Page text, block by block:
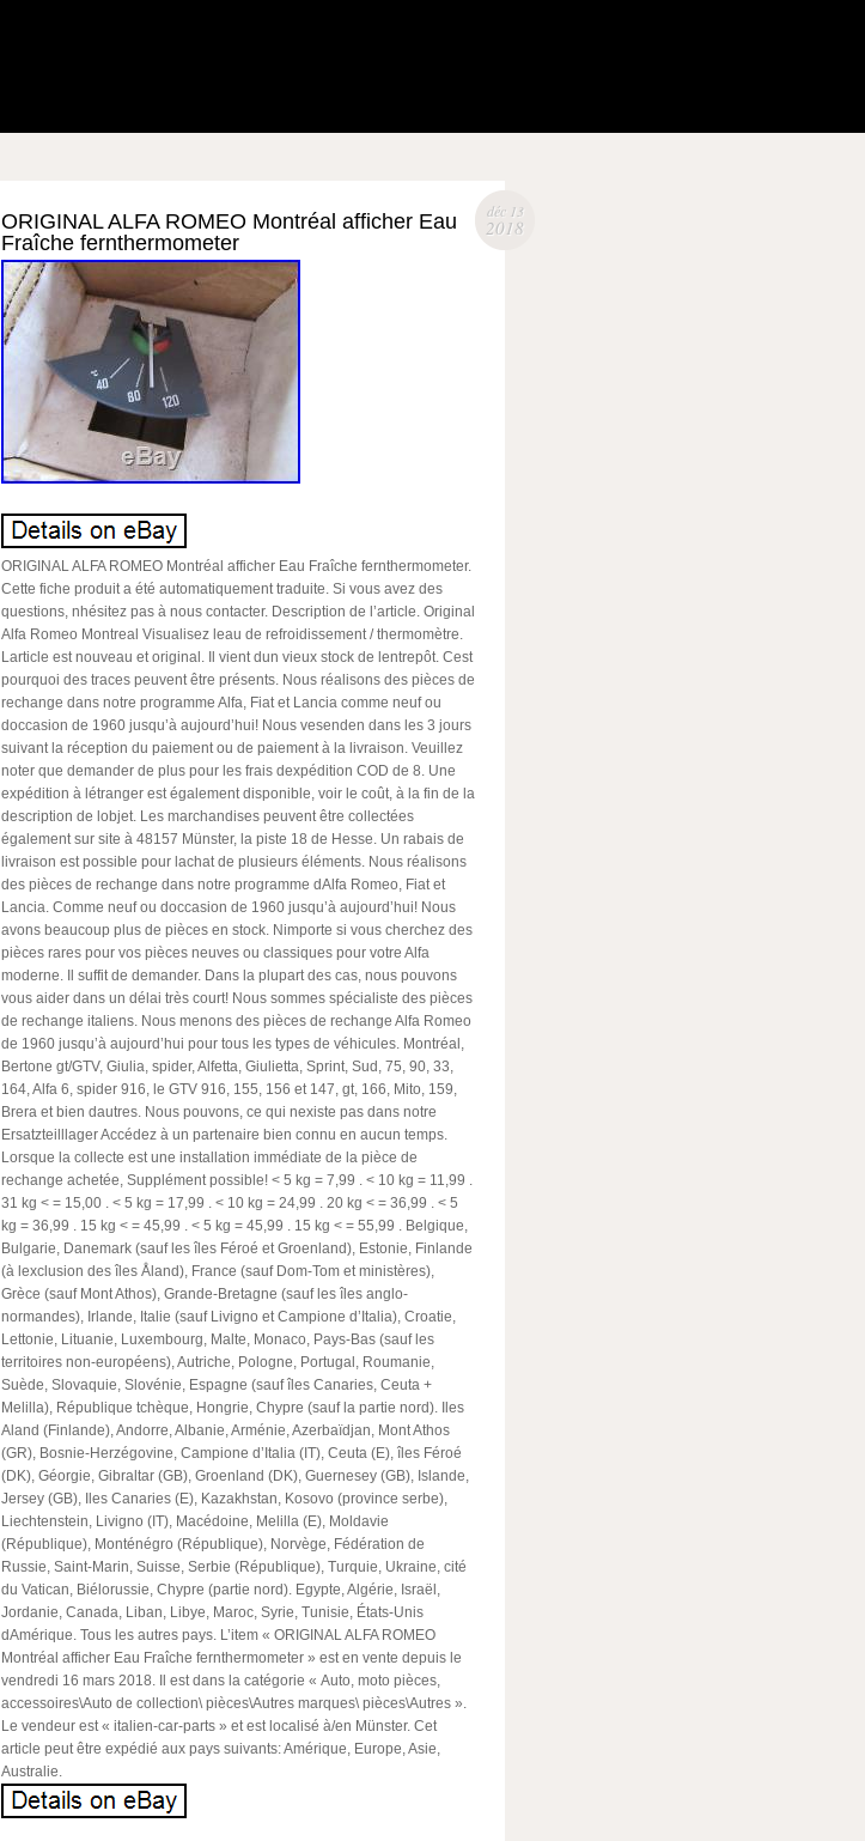
déc 13
2018
ORIGINAL ALFA ROMEO Montréal afficher Eau
Fraîche fernthermometer
ORIGINAL ALFA ROMEO Montréal afficher Eau Fraîche fernthermometer.
Cette fiche produit a été automatiquement traduite. Si vous avez des
questions, nhésitez pas à nous contacter. Description de l’article. Original
Alfa Romeo Montreal Visualisez leau de refroidissement / thermomètre.
Larticle est nouveau et original. Il vient dun vieux stock de lentrepôt. Cest
pourquoi des traces peuvent être présents. Nous réalisons des pièces de
rechange dans notre programme Alfa, Fiat et Lancia comme neuf ou
doccasion de 1960 jusqu’à aujourd’hui! Nous vesenden dans les 3 jours
suivant la réception du paiement ou de paiement à la livraison. Veuillez
noter que demander de plus pour les frais dexpédition COD de 8. Une
expédition à létranger est également disponible, voir le coût, à la fin de la
description de lobjet. Les marchandises peuvent être collectées
également sur site à 48157 Münster, la piste 18 de Hesse. Un rabais de
livraison est possible pour lachat de plusieurs éléments. Nous réalisons
des pièces de rechange dans notre programme dAlfa Romeo, Fiat et
Lancia. Comme neuf ou doccasion de 1960 jusqu’à aujourd’hui! Nous
avons beaucoup plus de pièces en stock. Nimporte si vous cherchez des
pièces rares pour vos pièces neuves ou classiques pour votre Alfa
moderne. Il suffit de demander. Dans la plupart des cas, nous pouvons
vous aider dans un délai très court! Nous sommes spécialiste des pièces
de rechange italiens. Nous menons des pièces de rechange Alfa Romeo
de 1960 jusqu’à aujourd’hui pour tous les types de véhicules. Montréal,
Bertone gt/GTV, Giulia, spider, Alfetta, Giulietta, Sprint, Sud, 75, 90, 33,
164, Alfa 6, spider 916, le GTV 916, 155, 156 et 147, gt, 166, Mito, 159,
Brera et bien dautres. Nous pouvons, ce qui nexiste pas dans notre
Ersatzteilllager Accédez à un partenaire bien connu en aucun temps.
Lorsque la collecte est une installation immédiate de la pièce de
rechange achetée, Supplément possible! < 5 kg = 7,99 . < 10 kg = 11,99 .
31 kg < = 15,00 . < 5 kg = 17,99 . < 10 kg = 24,99 . 20 kg < = 36,99 . < 5
kg = 36,99 . 15 kg < = 45,99 . < 5 kg = 45,99 . 15 kg < = 55,99 . Belgique,
Bulgarie, Danemark (sauf les îles Féroé et Groenland), Estonie, Finlande
(à lexclusion des îles Åland), France (sauf Dom-Tom et ministères),
Grèce (sauf Mont Athos), Grande-Bretagne (sauf les îles anglo-
normandes), Irlande, Italie (sauf Livigno et Campione d’Italia), Croatie,
Lettonie, Lituanie, Luxembourg, Malte, Monaco, Pays-Bas (sauf les
territoires non-européens), Autriche, Pologne, Portugal, Roumanie,
Suède, Slovaquie, Slovénie, Espagne (sauf îles Canaries, Ceuta +
Melilla), République tchèque, Hongrie, Chypre (sauf la partie nord). Iles
Aland (Finlande), Andorre, Albanie, Arménie, Azerbaïdjan, Mont Athos
(GR), Bosnie-Herzégovine, Campione d’Italia (IT), Ceuta (E), îles Féroé
(DK), Géorgie, Gibraltar (GB), Groenland (DK), Guernesey (GB), Islande,
Jersey (GB), Iles Canaries (E), Kazakhstan, Kosovo (province serbe),
Liechtenstein, Livigno (IT), Macédoine, Melilla (E), Moldavie
(République), Monténégro (République), Norvège, Fédération de
Russie, Saint-Marin, Suisse, Serbie (République), Turquie, Ukraine, cité
du Vatican, Biélorussie, Chypre (partie nord). Egypte, Algérie, Israël,
Jordanie, Canada, Liban, Libye, Maroc, Syrie, Tunisie, États-Unis
dAmérique. Tous les autres pays. L’item « ORIGINAL ALFA ROMEO
Montréal afficher Eau Fraîche fernthermometer » est en vente depuis le
vendredi 16 mars 2018. Il est dans la catégorie « Auto, moto pièces,
accessoires\Auto de collection\ pièces\Autres marques\ pièces\Autres ».
Le vendeur est « italien-car-parts » et est localisé à/en Münster. Cet
article peut être expédié aux pays suivants: Amérique, Europe, Asie,
Australie.